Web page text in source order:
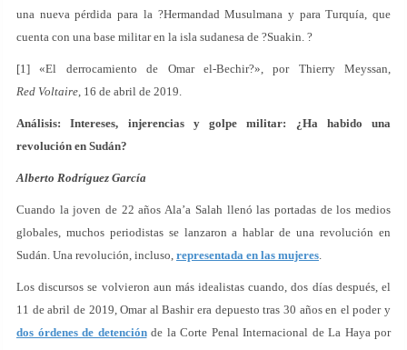
una nueva pérdida para la ?Hermandad Musulmana y para Turquía, que
cuenta con una base militar en la isla sudanesa de ?Suakin. ?
[1] «El derrocamiento de Omar el-Bechir?», por Thierry Meyssan,
Red Voltaire, 16 de abril de 2019.
Análisis: Intereses, injerencias y golpe militar: ¿Ha habido una
revolución en Sudán?
Alberto Rodríguez García
Cuando la joven de 22 años Ala’a Salah llenó las portadas de los medios
globales, muchos periodistas se lanzaron a hablar de una revolución en
Sudán. Una revolución, incluso, representada en las mujeres.
Los discursos se volvieron aun más idealistas cuando, dos días después, el
11 de abril de 2019, Omar al Bashir era depuesto tras 30 años en el poder y
dos órdenes de detenciónde la Corte Penal Internacional de La Haya por